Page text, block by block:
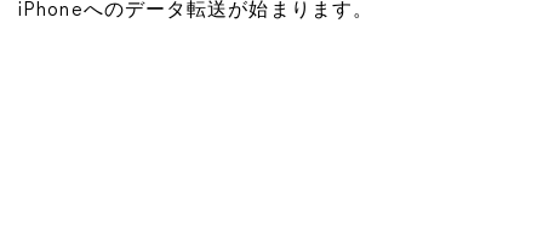
iPhoneへのデータ転送が始まります。